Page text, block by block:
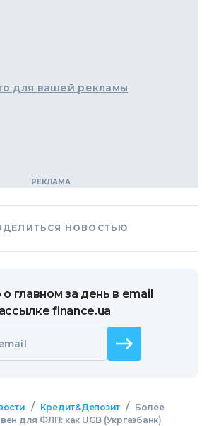
для вашей рекламы
НОВОСТЬЮ
главном за день в email
finance.ua
/ Кредит&Депозит /
Более
для ФЛП: как UGB (Укргазбанк)